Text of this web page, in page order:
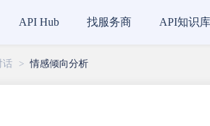
话 > 情感倾向分析
API Hub 找服务商 API知识库